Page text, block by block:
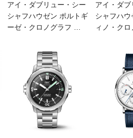
アイ・ダブリュー・シー
シャフハウゼン ポルトギ
ーゼ・クロノグラフ
アイ・ダ
シャフハ
ィノ・ク